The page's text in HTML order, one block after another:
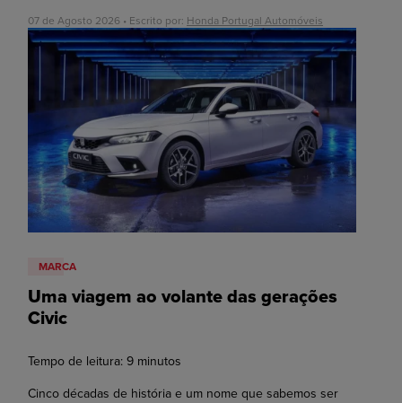
07 de Agosto 2026 • Escrito por: Honda Portugal Automóveis
MARCA
Uma viagem ao volante das gerações
Civic
Tempo de leitura: 9 minutos
Cinco décadas de história e um nome que sabemos ser